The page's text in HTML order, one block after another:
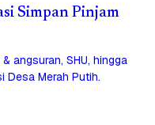
Simpan Pinjam
angsuran, SHU, hingga
Desa Merah Putih.